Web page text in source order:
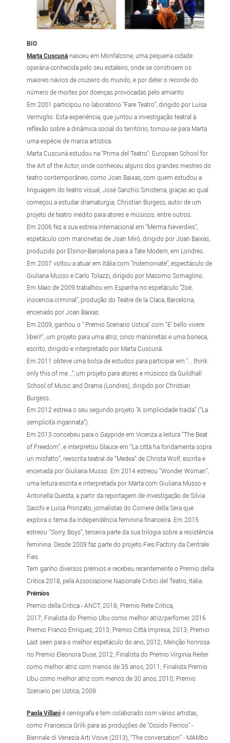
BIO
Marta Cuscunànasceu em Monfalcone, uma pequena cidade
operária conhecida pelo seu estaleiro, onde se constroem os
maiores navios de cruzeiro do mundo, e por deter o recorde do
número de mortes por doenças provocadas pelo amianto.
Em 2001 participou no laboratório "Fare Teatro", dirigido por Luisa
Vermiglio. Esta experiência, que juntou a investigação teatral à
reflexão sobre a dinâmica social do território, tornou-se para Marta
uma espécie de marca artística.
Marta Cuscunà estudou na "Prima del Teatro": European School for
the Art of the Actor, onde conheceu alguns dos grandes mestres do
teatro contemporâneo, como Joan Baixas, com quem estudou a
linguagem do teatro visual; José Sanchis Sinisterra, graças ao qual
começou a estudar dramaturgia; Christian Burgess, autor de um
projeto de teatro inédito para atores e músicos; entre outros.
Em 2006 fez a sua estreia internacional em "Merma Neverdies",
espetáculo com marionetas de Joan Miró, dirigido por Joan Baixas,
produzido por Elsinor-Barcelona para a Tate Modern, em Londres.
Em 2007 voltou a atuar em Itália com "Indemoniate", espectáculo de
Giuliana Musso e Carlo Tolazzi, dirigido por Massimo Somaglino.
Em Maio de 2009 trabalhou em Espanha no espetáculo "Zoé,
inocencia criminal", produção do Teatre de la Claca, Barcelona,
encenado por Joan Baixas.
Em 2009, ganhou o " Premio Scenario Ustica" com “E' bello vivere
liberi!”, um projeto para uma atriz, cinco marionetas e uma boneca,
escrito, dirigido e interpretado por Marta Cuscunà.
Em 2011 obteve uma bolsa de estudos para participar em "… think
only this of me...", um projeto para atores e músicos da Guildhall
School of Music and Drama (Londres), dirigido por Christian
Burgess.
Em 2012 estreia o seu segundo projeto "A simplicidade traída" (“La
semplicità ingannata”).
Em 2013 concebeu para o Gaypride em Vicenza a leitura “The Beat
of Freedom”, e interpretou Glauce em “La città ha fondamenta sopra
un misfatto”, reescrita teatral de “Medea” de Christa Wolf, escrita e
encenada por Giuliana Musso. Em 2014 estreou “Wonder Woman”,
uma leitura escrita e interpretada por Marta com Giuliana Musso e
Antonella Questa, a partir da reportagem de investigação de Silvia
Sacchi e Luisa Pronzato, jornalistas do Corriere della Sera que
explora o tema da independência feminina financeira. Em 2015
estreou “Sorry, Boys”, terceira parte da sua trilogia sobre a resistência
feminina. Desde 2009 faz parte do projeto Fies Factory da Centrale
Fies.
Tem ganho diversos prémios e recebeu recentemente o Premio della
Critica 2018, pela Associazione Nazionale Critici del Teatro, Itália.
Prémios
Premio della Critica - ANCT, 2018; Premio Rete Critica,
2017; Finalista do Premio Ubu como melhor atriz/perfomer, 2016
Premio Franco Enriquez, 2013; Premio Città Impresa, 2013; Premio
Last seen para o melhor espetáculo do ano, 2012; Menção honrosa
no Premio Eleonora Duse, 2012; Finalista do Premio Virginia Reiter
como melhor atriz com menos de 35 anos, 2011; Finalista Premio
Ubu como melhor atriz com menos de 30 anos, 2010; Premio
Scenario per Ustica, 2009
Paola Villanié cenógrafa e tem colaborado com vários artistas,
como Francesca Grilli para as produções de "Ossido Ferrico" -
Biennale di Venezia Arti Visive (2013), “The conversation” - MAMbo